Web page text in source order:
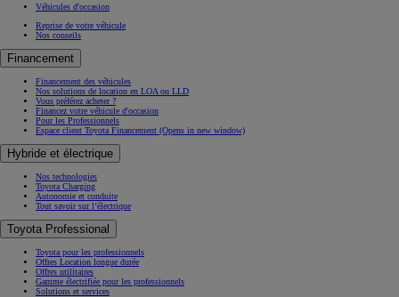
Véhicules d'occasion
Reprise de votre véhicule
Nos conseils
Financement
Financement des véhicules
Nos solutions de location en LOA ou LLD
Vous préférez acheter ?
Financez votre véhicule d'occasion
Pour les Professionnels
Espace client Toyota Financement (Opens in new window)
Hybride et électrique
Nos technologies
Toyota Charging
Autonomie et conduite
Tout savoir sur l’électrique
Toyota Professional
Toyota pour les professionnels
Offres Location longue durée
Offres utilitaires
Gamme électrifiée pour les professionnels
Solutions et services